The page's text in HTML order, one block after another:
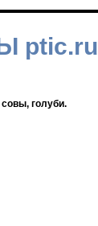
ptic.ru
голуби.